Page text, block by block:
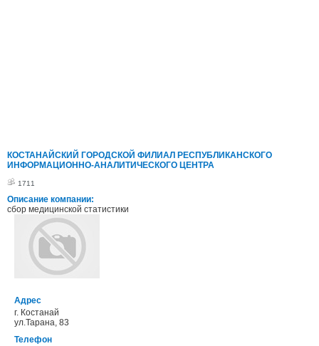
КОСТАНАЙСКИЙ ГОРОДСКОЙ ФИЛИАЛ РЕСПУБЛИКАНСКОГО
ИНФОРМАЦИОННО-АНАЛИТИЧЕСКОГО ЦЕНТРА
1711
Описание компании:
сбор медицинской статистики
Адрес
г. Костанай
ул.Тарана, 83
Телефон